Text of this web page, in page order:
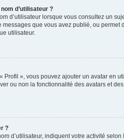
d’utilisateur ?
d’utilisateur lorsque vous consultez un
que vous avez publié, ou
utilisateur.
Profil », vous pouvez ajouter un avatar en
ou non la fonctionnalité des avatars et
?
d’utilisateur, indiquent votre activité